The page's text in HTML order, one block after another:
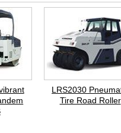
LRS2030
Tire Road Roller